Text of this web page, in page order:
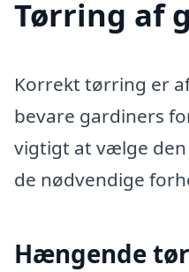
Tørring af
Korrekt tørring er
bevare gardiners
vigtigt at vælge
de nødvendige
Hængende